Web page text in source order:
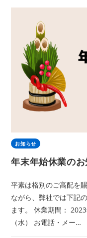
お知らせ
年末年始休業の
平素は格別のご高配を
ながら、弊社では下記
ます。 休業期間：
（水） お電話・メー…